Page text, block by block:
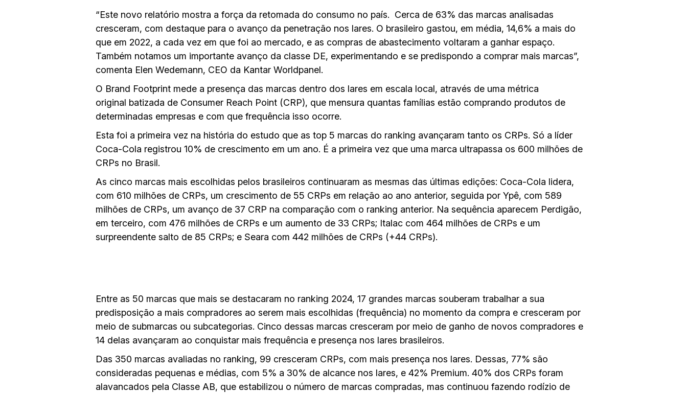
“Este novo relatório mostra a força da retomada do consumo no país. Cerca de 63% das marcas analisadas
cresceram, com destaque para o avanço da penetração nos lares. O brasileiro gastou, em média, 14,6% a mais do
que em 2022, a cada vez em que foi ao mercado, e as compras de abastecimento voltaram a ganhar espaço.
Também notamos um importante avanço da classe DE, experimentando e se predispondo a comprar mais marcas”,
comenta Elen Wedemann, CEO da Kantar Worldpanel.
O Brand Footprint mede a presença das marcas dentro dos lares em escala local, através de uma métrica
original batizada de Consumer Reach Point (CRP), que mensura quantas famílias estão comprando produtos de
determinadas empresas e com que frequência isso ocorre.
Esta foi a primeira vez na história do estudo que as top 5 marcas do ranking avançaram tanto os CRPs. Só a líder
Coca-Cola registrou 10% de crescimento em um ano. É a primeira vez que uma marca ultrapassa os 600 milhões de
CRPs no Brasil.
As cinco marcas mais escolhidas pelos brasileiros continuaram as mesmas das últimas edições: Coca-Cola lidera,
com 610 milhões de CRPs, um crescimento de 55 CRPs em relação ao ano anterior, seguida por Ypê, com 589
milhões de CRPs, um avanço de 37 CRP na comparação com o ranking anterior. Na sequência aparecem Perdigão,
em terceiro, com 476 milhões de CRPs e um aumento de 33 CRPs; Italac com 464 milhões de CRPs e um
surpreendente salto de 85 CRPs; e Seara com 442 milhões de CRPs (+44 CRPs).
Entre as 50 marcas que mais se destacaram no ranking 2024, 17 grandes marcas souberam trabalhar a sua
predisposição a mais compradores ao serem mais escolhidas (frequência) no momento da compra e cresceram por
meio de submarcas ou subcategorias. Cinco dessas marcas cresceram por meio de ganho de novos compradores e
14 delas avançaram ao conquistar mais frequência e presença nos lares brasileiros.
Das 350 marcas avaliadas no ranking, 99 cresceram CRPs, com mais presença nos lares. Dessas, 77% são
consideradas pequenas e médias, com 5% a 30% de alcance nos lares, e 42% Premium. 40% dos CRPs foram
alavancados pela Classe AB, que estabilizou o número de marcas compradas, mas continuou fazendo rodízio de